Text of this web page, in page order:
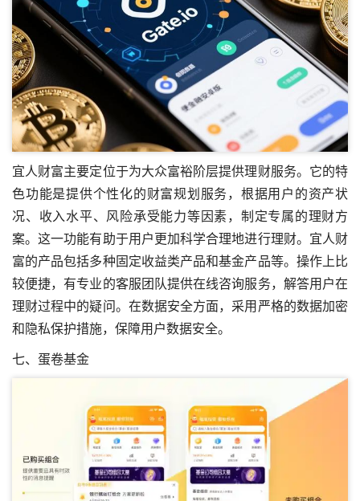
宜人财富主要定位于为大众富裕阶层提供理财服务。它的特
色功能是提供个性化的财富规划服务，根据用户的资产状
况、收入水平、风险承受能力等因素，制定专属的理财方
案。这一功能有助于用户更加科学合理地进行理财。宜人财
富的产品包括多种固定收益类产品和基金产品等。操作上比
较便捷，有专业的客服团队提供在线咨询服务，解答用户在
理财过程中的疑问。在数据安全方面，采用严格的数据加密
和隐私保护措施，保障用户数据安全。
七、蛋卷基金